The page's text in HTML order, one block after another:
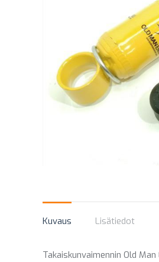
Kuvaus Lisätiedot
Takaiskunvaimennin Old